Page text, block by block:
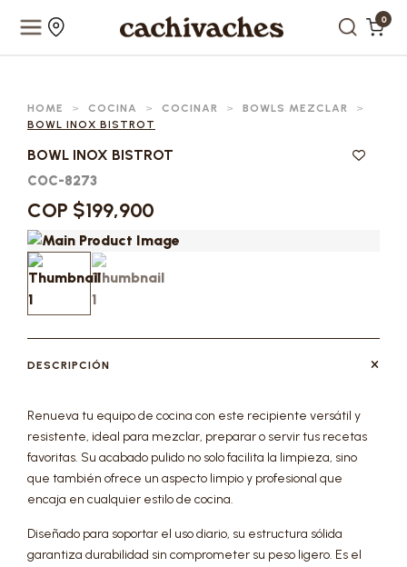
0
HOME > COCINA > COCINAR > BOWLS MEZCLAR
>
BOWL INOX BISTROT
BOWL INOX BISTROT
COC-8273
COP $199,900
DESCRIPCIÓN
Renueva tu equipo de cocina con este recipiente versátil y
resistente, ideal para mezclar, preparar o servir tus recetas
favoritas. Su acabado pulido no solo facilita la limpieza, sino
que también ofrece un aspecto limpio y profesional que
encaja en cualquier estilo de cocina.
Diseñado para soportar el uso diario, su estructura sólida
garantiza durabilidad sin comprometer su peso ligero. Es el